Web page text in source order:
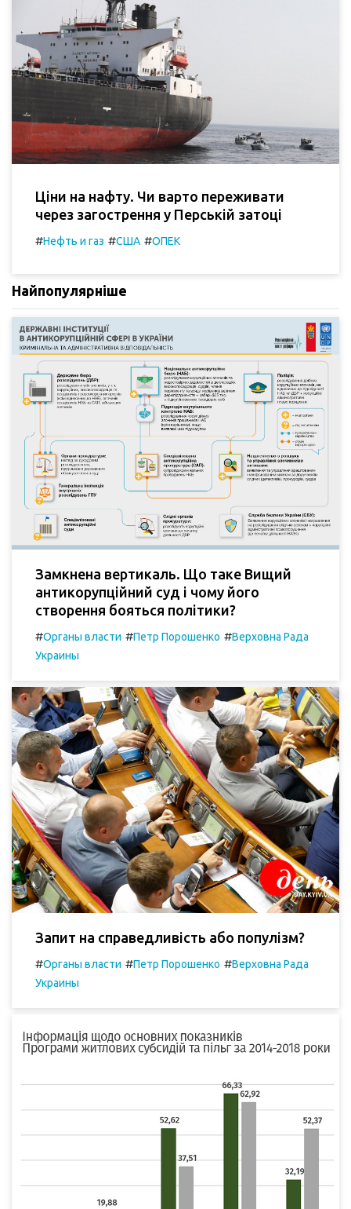
Ціни на нафту. Чи варто переживати
через загострення у Перській затоці
#Нефть и газ #США #ОПЕК
Найпопулярніше
Замкнена вертикаль. Що таке Вищий
антикорупційний суд і чому його
створення бояться політики?
#Органы власти #Петр Порошенко #Верховна Рада
Украины
Запит на справедливість або популізм?
#Органы власти #Петр Порошенко #Верховна Рада
Украины